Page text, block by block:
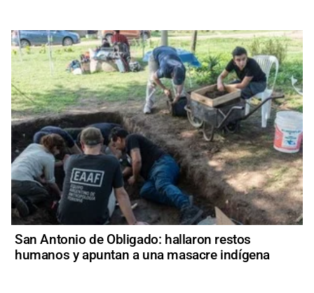
San Antonio de Obligado: hallaron restos
humanos y apuntan a una masacre indígena